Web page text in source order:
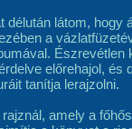
délután látom, hogy
a
Észrevétlen
előrehajol, és
tanítja lerajzolni.
rajznál, amely a